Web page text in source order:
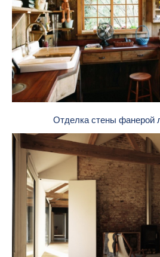
Отделка стены фанерой